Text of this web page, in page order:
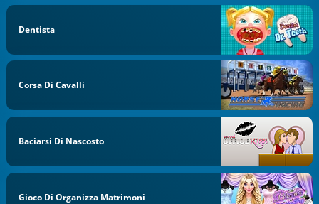
Dentista
Corsa Di Cavalli
Baciarsi Di Nascosto
Gioco Di Organizza Matrimoni